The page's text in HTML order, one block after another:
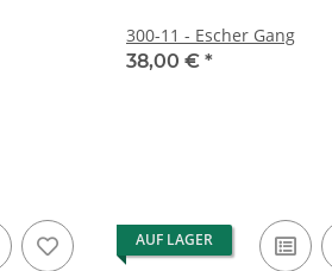
300-11 - Escher Gang
38,00 € *
AUF LAGER